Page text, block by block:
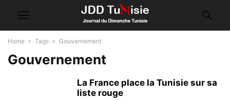
Home Tags Gouvernement
Gouvernement
La France place la Tunisie sur sa
liste rouge